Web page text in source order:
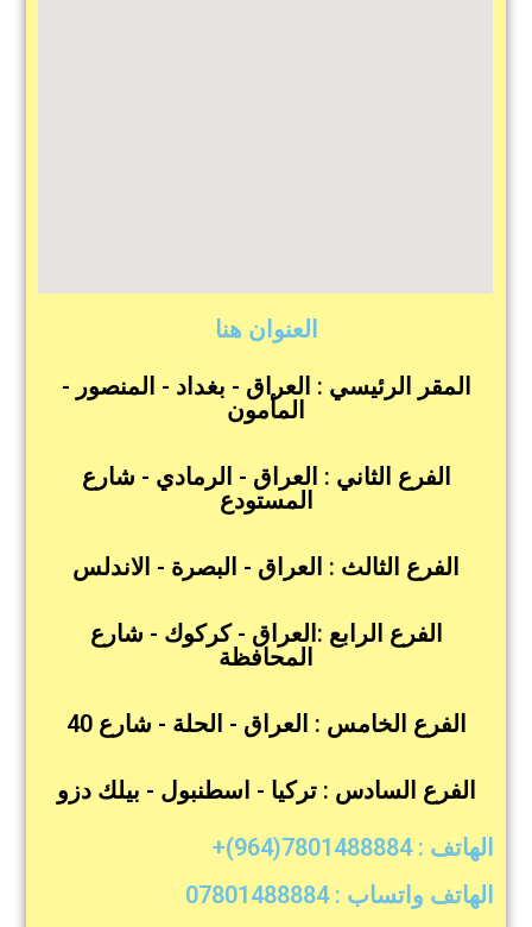
العنوان هنا
المقر الرئيسي : العراق - بغداد - المنصور -
المأمون
الفرع الثاني : العراق - الرمادي - شارع
المستودع
الفرع الثالث : العراق - البصرة - الاندلس
الفرع الرابع :العراق - كركوك - شارع
المحافظة
الفرع الخامس : العراق - الحلة - شارع 40
الفرع السادس : تركيا - اسطنبول - بيلك دزو
الهاتف : 7801488884(964)+
الهاتف واتساب : 07801488884